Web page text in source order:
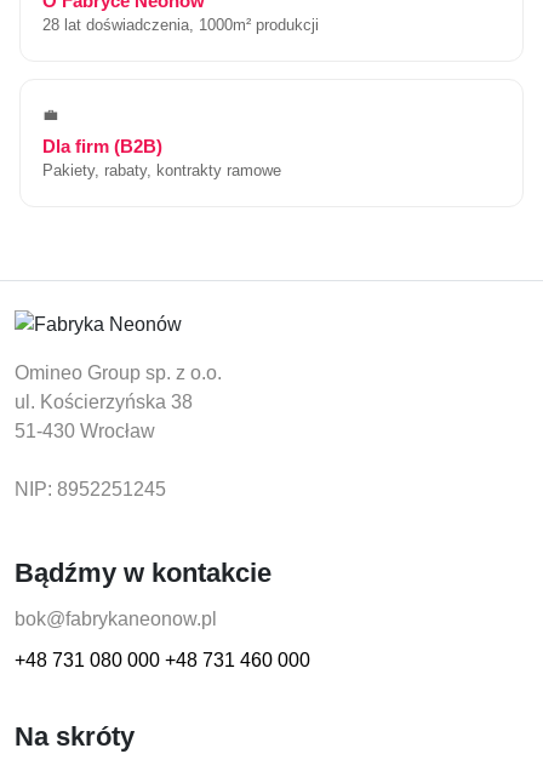
28 lat doświadczenia, 1000m² produkcji
💼
Dla firm (B2B)
Pakiety, rabaty, kontrakty ramowe
Omineo Group sp. z o.o.
ul. Kościerzyńska 38
51-430 Wrocław
NIP: 8952251245
Bądźmy w kontakcie
bok@fabrykaneonow.pl
+48 731 080 000 +48 731 460 000
Na skróty